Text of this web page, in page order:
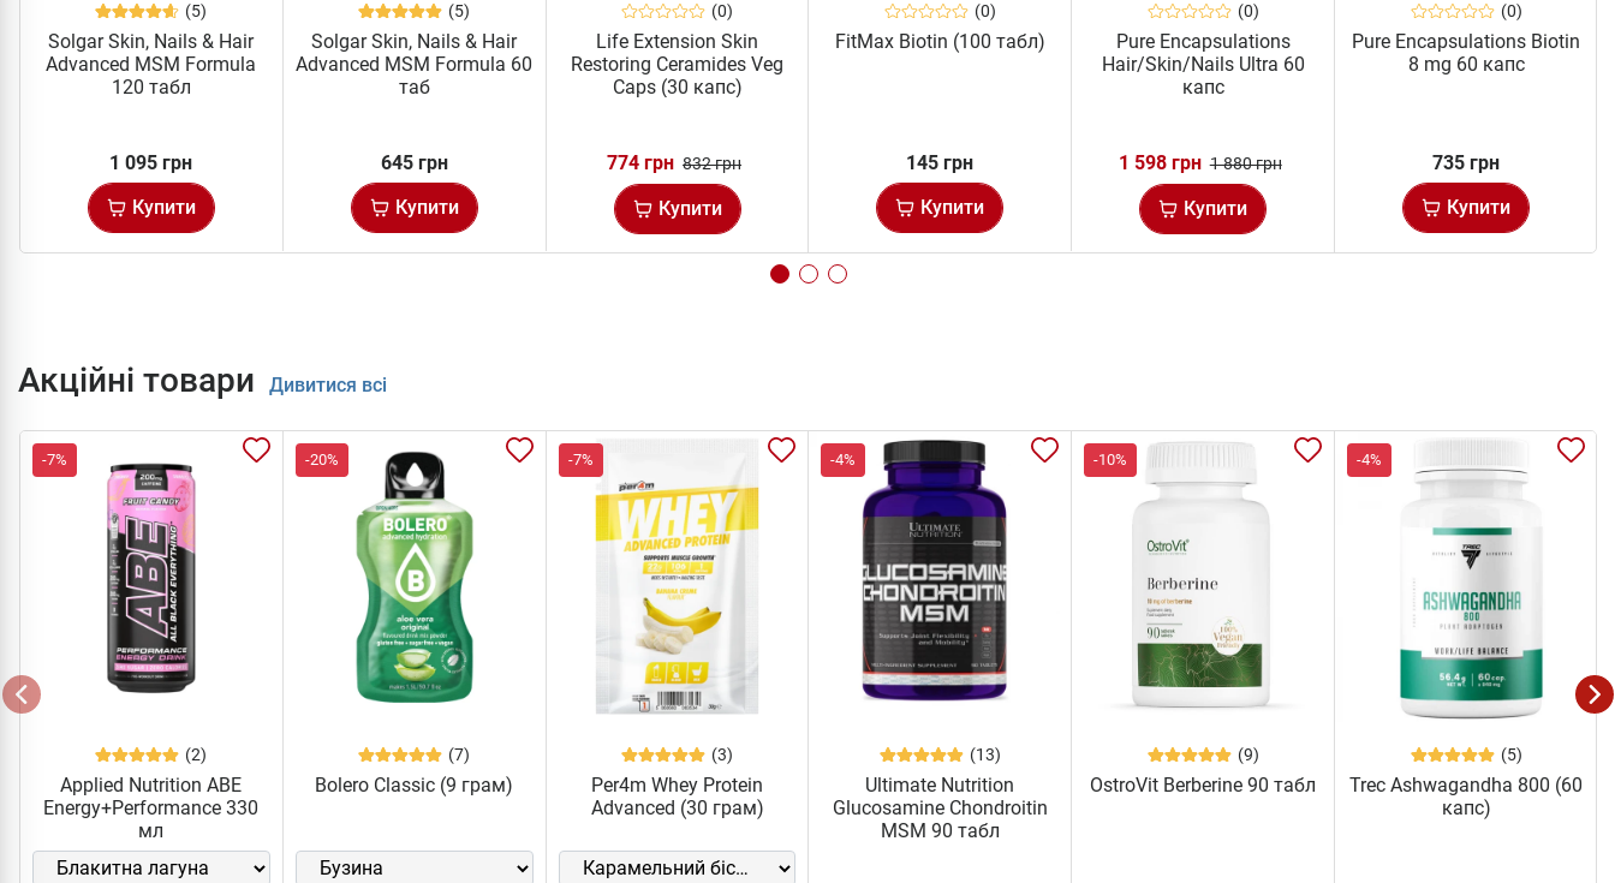
(5)
Solgar Skin, Nails & Hair
Advanced MSM Formula
120 табл
1 095 грн
Купити
(5)
Solgar Skin, Nails & Hair
Advanced MSM Formula 60
таб
645 грн
Купити
(0)
Life Extension Skin
Restoring Ceramides Veg
Caps (30 капс)
774 грн 832 грн
Купити
(0)
FitMax Biotin (100 табл)
145 грн
Купити
(0)
Pure Encapsulations
Hair/Skin/Nails Ultra 60
капс
1 598 грн 1 880 грн
Купити
(0)
Pure Encapsulations Biotin
8 mg 60 капс
735 грн
Купити
Акційні товари Дивитися всі
-7%
(2)
Applied Nutrition ABE
Energy+Performance 330
мл
-20%
(7)
Bolero Classic (9 грам)
-7%
(3)
Per4m Whey Protein
Advanced (30 грам)
-4%
(13)
Ultimate Nutrition
Glucosamine Chondroitin
MSM 90 табл
-10%
(9)
OstroVit Berberine 90 табл
-4%
(5)
Trec Ashwagandha 800 (60
капс)